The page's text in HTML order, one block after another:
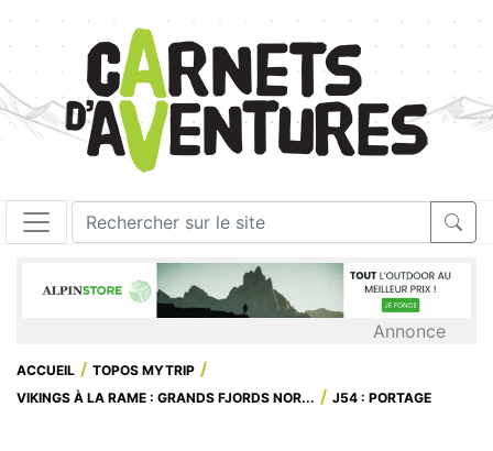
Annonce
ACCUEIL
TOPOS MYTRIP
VIKINGS À LA RAME : GRANDS FJORDS NOR...
J54 : PORTAGE